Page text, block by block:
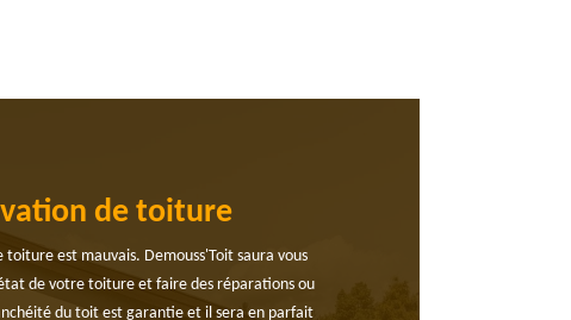
de toiture
est mauvais. Demouss'Toit saura vous
de votre toiture et faire des réparations ou
du toit est garantie et il sera en parfait